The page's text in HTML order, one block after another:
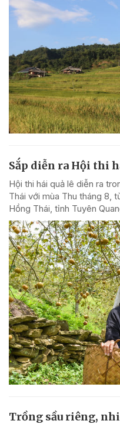
Sắp diễn ra Hội thi
Hội thi hái quả lê diễn ra
Thái với mùa Thu tháng 8,
Hồng Thái, tỉnh Tuyên
Trồng sầu riêng,